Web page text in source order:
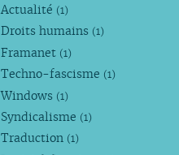
Actualité (1)
Droits humains (1)
Framanet (1)
Techno-fascisme (1)
Windows (1)
Syndicalisme (1)
Traduction (1)